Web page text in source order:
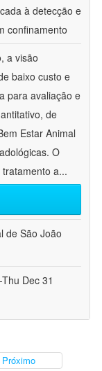
à detecção e
confinamento
a visão
baixo custo e
para avaliação e
de
Estar Animal
O
a...
de São João
Dec 31
Próximo